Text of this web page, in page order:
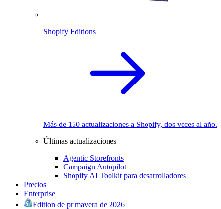
Shopify Editions
Más de 150 actualizaciones a Shopify, dos veces al año.
Últimas actualizaciones
Agentic Storefronts
Campaign Autopilot
Shopify AI Toolkit para desarrolladores
Precios
Enterprise
Edition de primavera de 2026